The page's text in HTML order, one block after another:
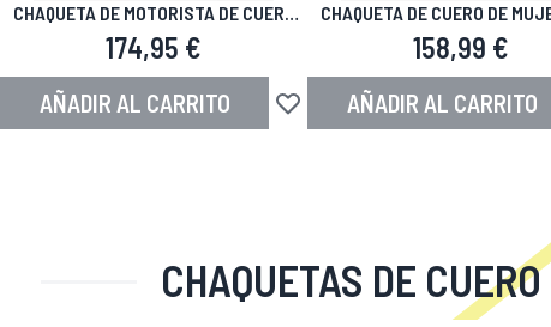
CHAQUETA DE MOTORISTA DE CUERO
BRONSON HYBRID
174,95 €
AÑADIR AL CARRITO Añadir a la Lista de Deseos
CHAQUETA DE CUERO DE
ORIFICIOS DE158,99 €
AÑADIR AL CARRITO
CHAQUETAS DE